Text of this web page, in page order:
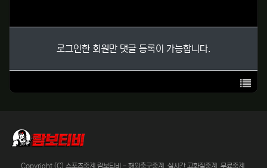
로그인한 회원만 댓글 등록이 가능합니다.
목록
Copyright (C) 스포츠중계 람보티비 - 해외축구중계, 실시간 고화질중계, 무료중계,